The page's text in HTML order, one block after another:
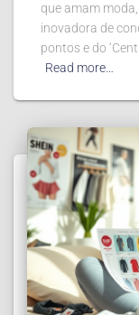
que amam
inovadora de
pontos e do
Read more…